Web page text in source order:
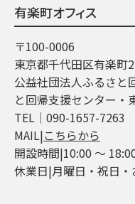
有楽町オフィス
〒100-0006
東京都千代田区有楽町
公益社団法人ふるさと
と回帰支援センター・
TEL│090-1657-7263
MAIL|こちらから
開設時間|10:00 ～
休業日|月曜日・祝日